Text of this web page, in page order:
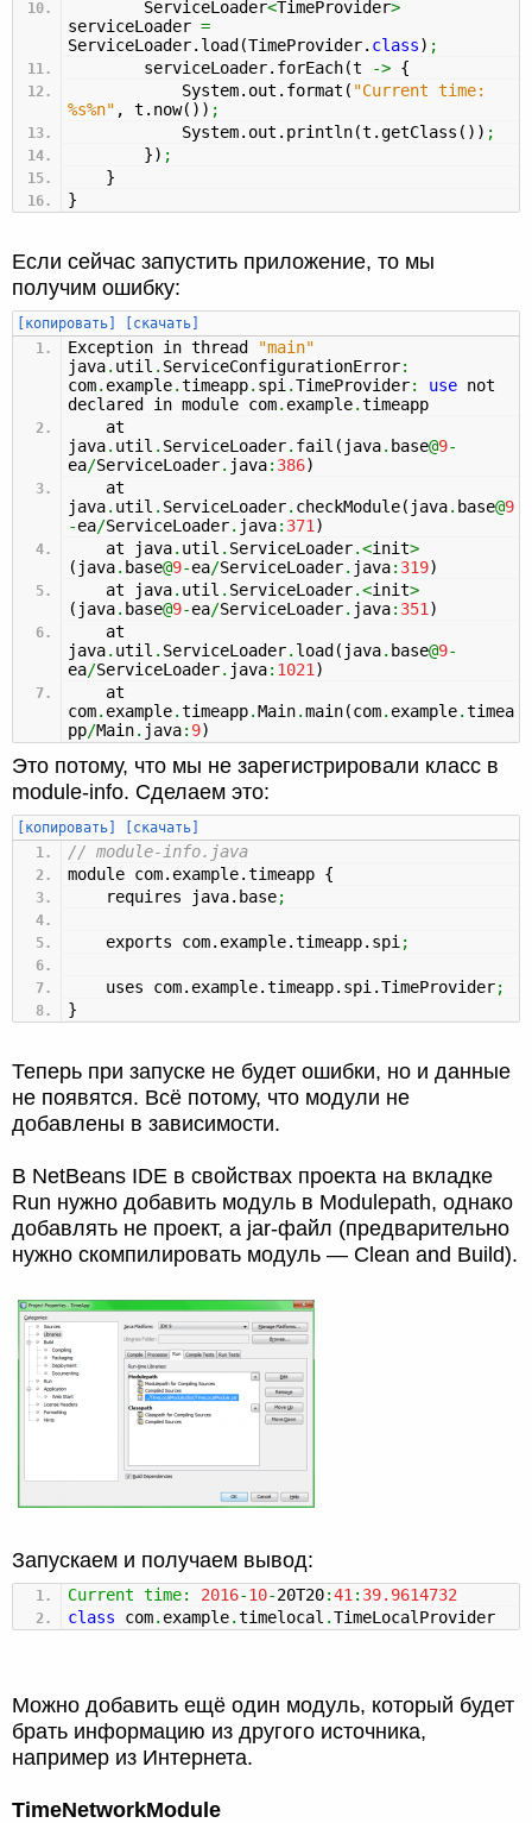
ServiceLoader<TimeProvider>
serviceLoader =
ServiceLoader. load (TimeProvider. class) ;
serviceLoader. forEach(t -> {
System. out . format ( "Current time:
%s%n" , t. now( ) ) ;
System. out . println(t.getClass ( ) ) ;
}) ;
}
}
Если сейчас запустить приложение, то мы
получим ошибку:
[копировать] [скачать]
Exception in thread
"main"
java. util . ServiceConfigurationError:
com. example.timeapp. spi .TimeProvider: use not
declared in module com. example.timeapp
at
java. util . ServiceLoader. fail ( java. base@9-
ea/ServiceLoader. java: 386)
at
java. util . ServiceLoader. checkModule( java. base@9
-ea/ServiceLoader. java: 371 )
at java. util . ServiceLoader.<init>
( java. base@9-ea/ServiceLoader. java: 319)
at java. util . ServiceLoader.<init>
( java. base@9-ea/ServiceLoader. java: 351 )
at
java. util . ServiceLoader. load ( java. base@9-
ea/ServiceLoader. java: 1021 )
at
com. example.timeapp.Main.main(com. example.timea
pp/Main. java: 9)
Это потому, что мы не зарегистрировали класс в
module-info. Сделаем это:
[копировать] [скачать]
// module-info.java
module com. example.timeapp {
requires java. base;
exports com. example.timeapp. spi ;
uses com. example.timeapp. spi .TimeProvider;
}
Теперь при запуске не будет ошибки, но и данные
не появятся. Всё потому, что модули не
добавлены в зависимости.
В NetBeans IDE в свойствах проекта на вкладке
Run нужно добавить модуль в Modulepath, однако
добавлять не проект, а jar-файл (предварительно
нужно скомпилировать модуль — Clean and Build).
Запускаем и получаем вывод:
Current time: 2016-10-20T20:41 : 39.9614732
class com. example.timelocal .TimeLocalProvider
Можно добавить ещё один модуль, который будет
брать информацию из другого источника,
например из Интернета.
TimeNetworkModule